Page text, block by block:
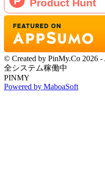
© Created by PinMy.Co 2026 -
全システム稼働中
PINMY
Powered by MaboaSoft